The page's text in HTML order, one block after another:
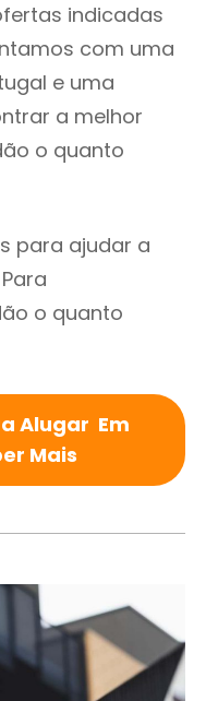
indicadas
com uma
e uma
a melhor
o quanto
para ajudar a
o quanto
Alugar Em
Mais